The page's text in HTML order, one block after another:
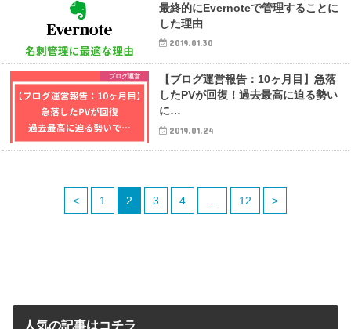
最終的にEvernoteで管理することに
した理由
2019.01.30
ブログ運営
【ブログ運営報告：10ヶ月目】急落
したPVが回復！過去最高に迫る勢い
に…
2019.01.24
< 1 2 3 4 12 >
人気の記事はコチラ